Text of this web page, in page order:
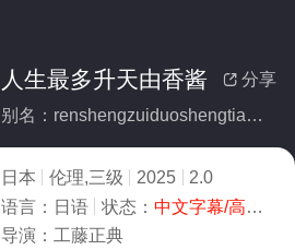
 分享
人生最多升天由香酱
别名：renshengzuiduoshengtianyouxiangjiang
日本 伦理,三级 2025
2.0
语言： 日语 状态： 中文字幕/高清
导演： 工藤正典